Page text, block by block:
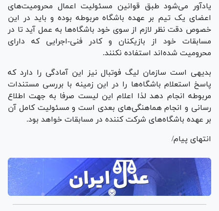
یادآور می‌شود طبق قوانین مسئولیت اعمال محرومیت‌های
اعضای یک تیم بر عهده باشگاه مربوطه بوده و باید در این
خصوص دقت نظر لازم از سوی خود باشگاه‌ها به عمل آید تا در
مسابقات خود از بازیکنان و کادر فنی-اجرایی که دارای
محرومیت شده‌اند استفاده نکنند.
بدیهی است سازمان لیگ فوتبال نیز این آمادگی را دارد که
پاسخ استعلام باشگاه‌ها را در این زمینه با بررسی مستندات
مربوطه انجام دهد لذا اعلام این لیست صرفا به جهت اطلاع
رسانی و انجام هماهنگی‌های بعدی است و مسئولیت کامل آن
بر عهده باشگاه‌های شرکت کننده در مسابقات خواهد بود.
انتهای پیام/